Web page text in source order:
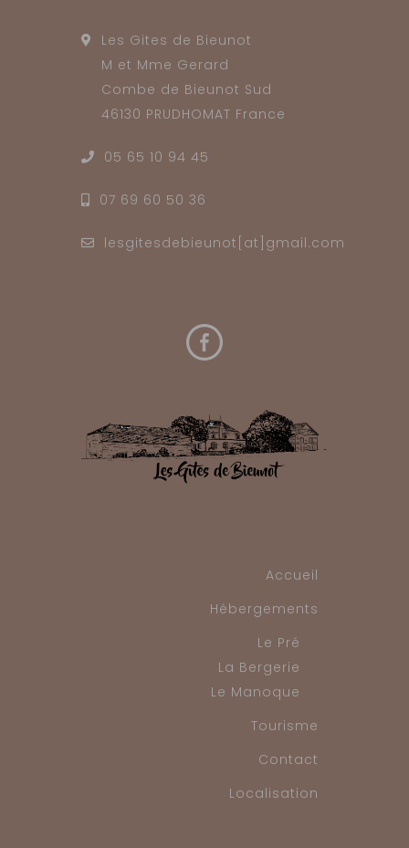
Les Gites de Bieunot
M et Mme Gerard
Combe de Bieunot Sud
46130 PRUDHOMAT France
05 65 10 94 45
07 69 60 50 36
lesgitesdebieunot[at]gmail.com
Accueil
Hébergements
Le Pré
La Bergerie
Le Manoque
Tourisme
Contact
Localisation